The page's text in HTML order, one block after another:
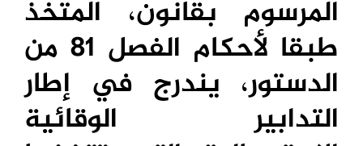
المرسوم بقانون، المتخذ
طبقا لأحكام الفصل 81 من
الدستور، يندرج في إطار
التدابير الوقائية